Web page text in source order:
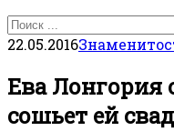
Search
for:
22.05.2016
Ева Лонгория
сошьет ей